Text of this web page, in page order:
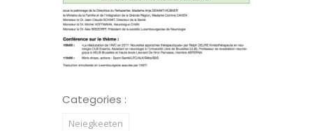
Categories :
Neiegkeeten